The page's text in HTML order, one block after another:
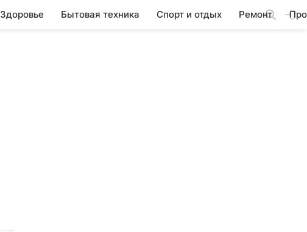
Здоровье Бытовая техника Спорт и отдых Ремонт